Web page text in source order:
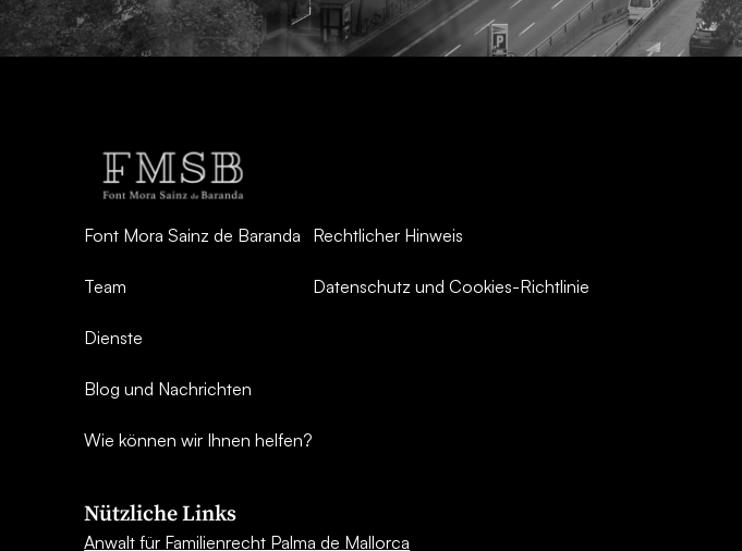
Font Mora Sainz de Baranda
Team
Dienste
Blog und Nachrichten
Wie können wir Ihnen helfen?
Rechtlicher Hinweis
Datenschutz und Cookies-Richtlinie
Nützliche Links
Anwalt für Familienrecht Palma de Mallorca